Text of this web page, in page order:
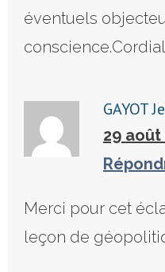
éventuels
GAYOT
29 août
Merci pour cet
leçon de